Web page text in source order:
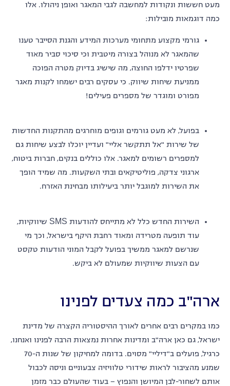
מעט חששות ונקודות למחשבה לגבי המאגר ואופן ניהולו. אלו
כמה דוגמאות מובילות:
גורמי מקצוע מתחומי מערכות המידע והגנת הסייבר טענו
שהמאגר לא מנוהל בצורה מיטבית וכי סיכוי סביר מאוד
שפרטיו ידלפו החוצה, מה שישיג בדיוק מטרה הפוכה
ממניעת שיחות שיווק. כי עסקים רבים ישמחו לקנות מאגר
מפורט ומוגדר של מספרים פעילים!
בפועל, לא מעט גורמים וגופים מוחרגים מהתקנות החדשות
של שירות "אל תתקשר אליי" ועדיין יוכלו לבצע שיחות גם
למספרים רשומים למאגר. אלו כוללים בנקים, חברות ביטוח,
ארגוני צדקה, פוליטיקאים ובתי השקעות. מה שמיד הופך
את השירות למוגבל יותר ביעילותו מבחינת האזרח.
השירות החדש כלל לא מתייחס להודעות SMS שיווקיות,
עוד תופעה מטרידה ומאוד רחבת היקף בישראל, וכך מי
שנרשם למאגר ממשיך בפועל לקבל המוני הודעות טקסט
עם הצעות שיווקיות שמעולם לא ביקש.
ארה"ב כמה צעדים לפנינו
כמו במקרים רבים אחרים לאורך ההיסטוריה הקצרה של מדינת
ישראל, גם כאן ארה"ב ומדינות אחרות נמצאות הרבה לפנינו ואנחנו,
כרגיל, פועלים ב"דיליי" מסוים. בדומה למחיקון של שנות ה-70
שמנע מהציבור לראות שידורי טלוויזיה צבעוניים וניסה לכבול
אותם לשחור-לבן המיושן והנפוץ – בעוד שהעולם כבר מזמן